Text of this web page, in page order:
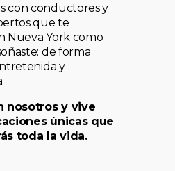
con conductores y
que te
Nueva York como
de forma
y
nosotros y vive
únicas que
toda la vida.